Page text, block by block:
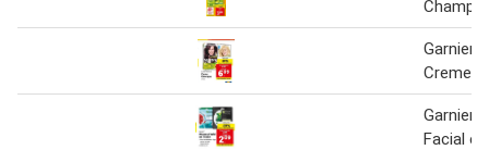
Champô
Garnier
Creme
Garnier
Facial